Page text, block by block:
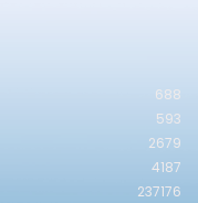
688
593
2679
4187
237176